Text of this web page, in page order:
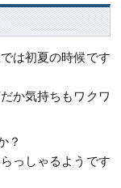
は初夏の時候です
か気持ちもワクワ
？
っしゃるようです